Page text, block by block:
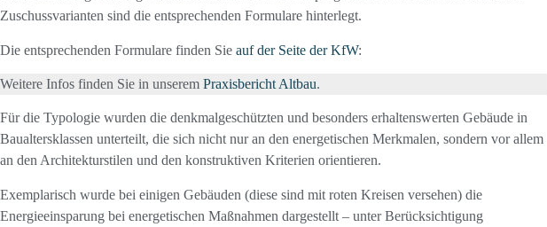
Zuschussvarianten sind die entsprechenden Formulare hinterlegt.
Die entsprechenden Formulare finden Sie auf der Seite der KfW:
Weitere Infos finden Sie in unserem Praxisbericht Altbau.
Für die Typologie wurden die denkmalgeschützten und besonders erhaltenswerten Gebäude in
Baualtersklassen unterteilt, die sich nicht nur an den energetischen Merkmalen, sondern vor allem
an den Architekturstilen und den konstruktiven Kriterien orientieren.
Exemplarisch wurde bei einigen Gebäuden (diese sind mit roten Kreisen versehen) die
Energieeinsparung bei energetischen Maßnahmen dargestellt – unter Berücksichtigung